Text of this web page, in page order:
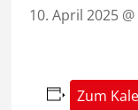
10. April 2025
Zum